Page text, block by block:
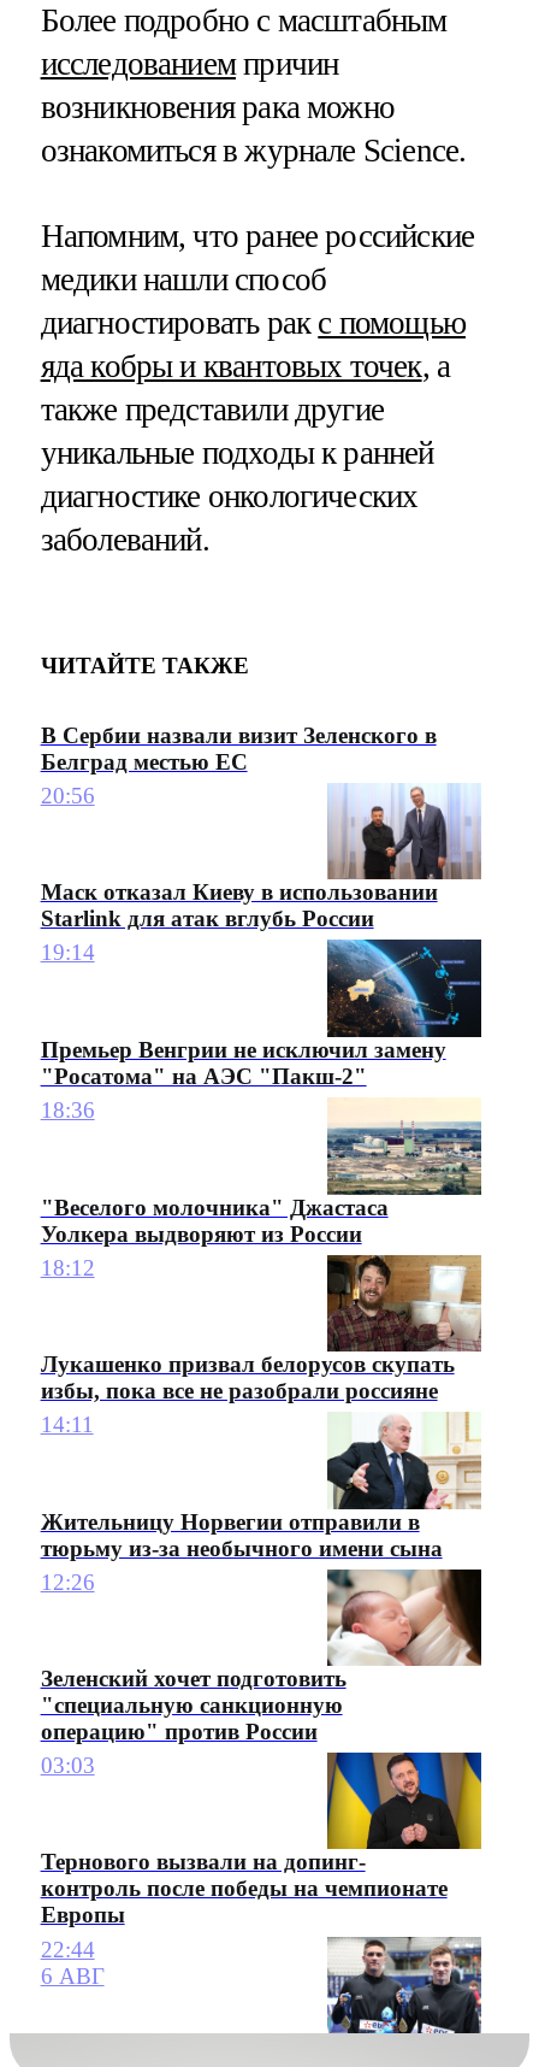
Более подробно с масштабным
исследованиемпричин
возникновения рака можно
ознакомиться в журнале Science.
Напомним, что ранее российские
медики нашли способ
диагностировать рак с помощью
яда кобры и квантовых точек, а
также представили другие
уникальные подходы к ранней
диагностике онкологических
заболеваний.
ЧИТАЙТЕ ТАКЖЕ
В Сербии назвали визит Зеленского в
Белград местью ЕС
20:56
Маск отказал Киеву в использовании
Starlink для атак вглубь России
19:14
Премьер Венгрии не исключил замену
"Росатома" на АЭС "Пакш-2"
18:36
"Веселого молочника" Джастаса
Уолкера выдворяют из России
18:12
Лукашенко призвал белорусов скупать
избы, пока все не разобрали россияне
14:11
Жительницу Норвегии отправили в
тюрьму из-за необычного имени сына
12:26
Зеленский хочет подготовить
"специальную санкционную
операцию" против России
03:03
Тернового вызвали на допинг-
контроль после победы на чемпионате
Европы
22:44
6 АВГ